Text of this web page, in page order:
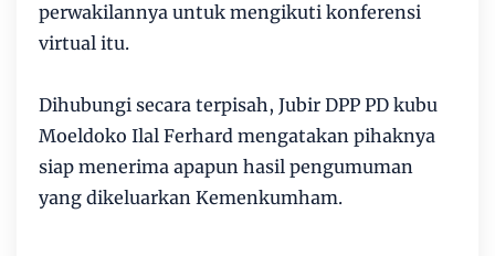
perwakilannya untuk mengikuti konferensi
virtual itu.
Dihubungi secara terpisah, Jubir DPP PD kubu
Moeldoko Ilal Ferhard mengatakan pihaknya
siap menerima apapun hasil pengumuman
yang dikeluarkan Kemenkumham.